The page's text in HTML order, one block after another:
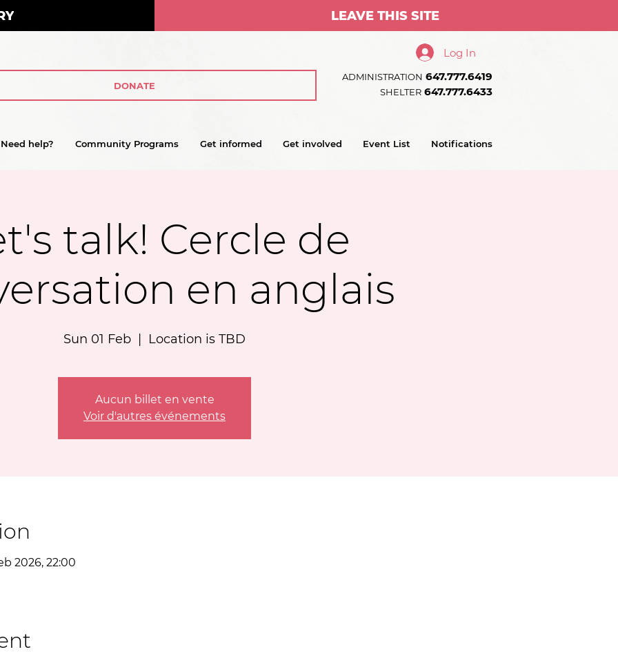
LEAVE THIS SITE
DONATE
ADMINISTRATION 647.777.6419
SHELTER 647.777.6433
Need help? Community Programs Get informed Get involved Event List Notifications
Log In
talk! Cercle de
en anglais
Sun 01 Feb Location is TBD
Aucun billet en vente
Voir d'autres événements
2026, 22:00